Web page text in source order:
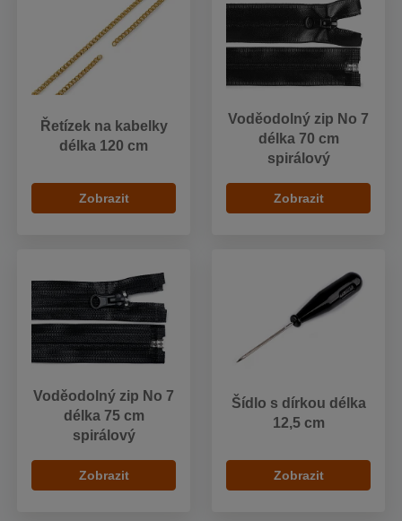
Řetízek na kabelky
délka 120 cm
Zobrazit
Voděodolný zip No 7
délka 70 cm
spirálový
Zobrazit
Voděodolný zip No 7
délka 75 cm
spirálový
Zobrazit
Šídlo s dírkou délka
12,5 cm
Zobrazit